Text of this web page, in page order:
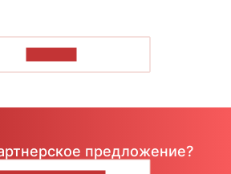
предложение?